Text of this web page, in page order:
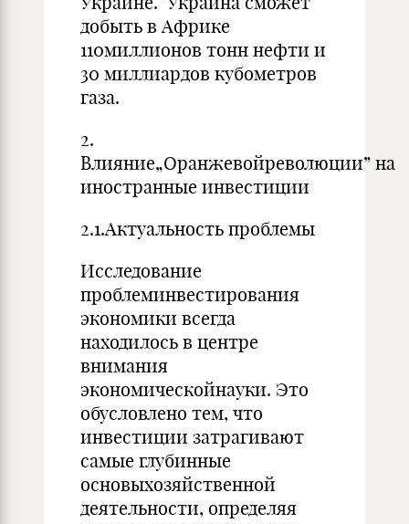
добыть в Африке
110миллионов тонн нефти и
30 миллиардов кубометров
газа.
2.
Влияние„Оранжевойреволюции” на
иностранные инвестиции
2.1.Актуальность проблемы
Исследование
проблеминвестирования
экономики всегда
находилось в центре
внимания
экономическойнауки. Это
обусловлено тем, что
инвестиции затрагивают
самые глубинные
основыхозяйственной
деятельности, определяя